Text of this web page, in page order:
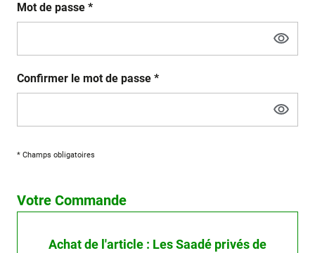
Mot de passe *
Confirmer le mot de passe *
* Champs obligatoires
Votre Commande
Achat de l'article : Les Saadé privés de